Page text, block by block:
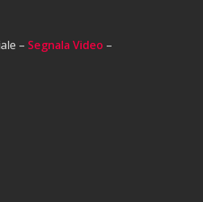
– Segnala Video –